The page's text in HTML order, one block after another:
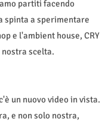
partiti facendo
spinta a sperimentare
e l'ambient house, CRY
nostra scelta.
un nuovo video in vista.
e non solo nostra,